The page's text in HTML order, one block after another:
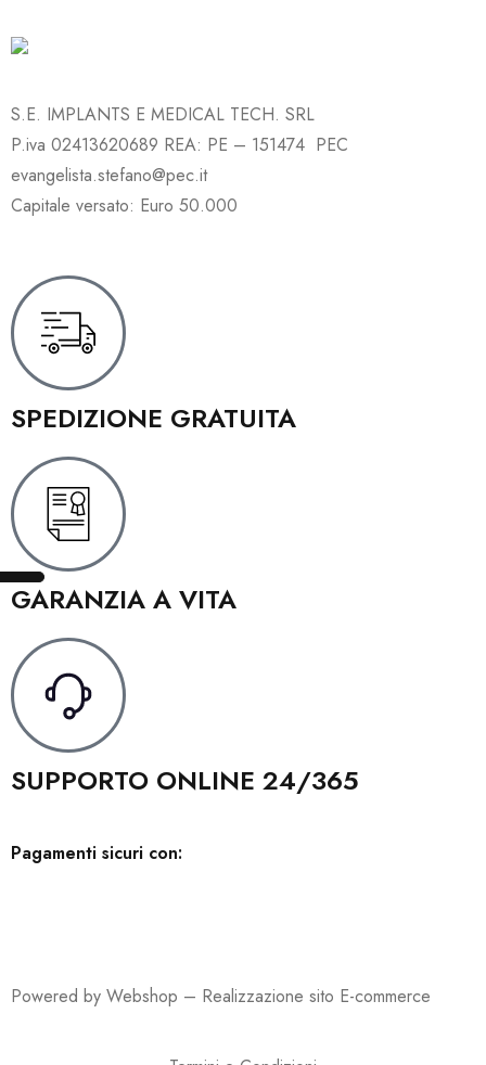
S.E. IMPLANTS E MEDICAL TECH. SRL
P.iva 02413620689 REA: PE – 151474 PEC
evangelista.stefano@pec.it
Capitale versato: Euro 50.000
SPEDIZIONE GRATUITA
GARANZIA A VITA
SUPPORTO ONLINE 24/365
Pagamenti sicuri con:
Powered by Webshop – Realizzazione sito E-commerce